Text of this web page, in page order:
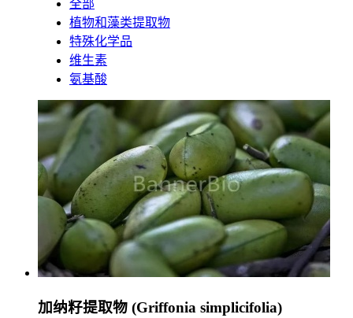
全部
植物和藻类提取物
特殊化学品
维生素
氨基酸
加纳籽提取物 (Griffonia simplicifolia)